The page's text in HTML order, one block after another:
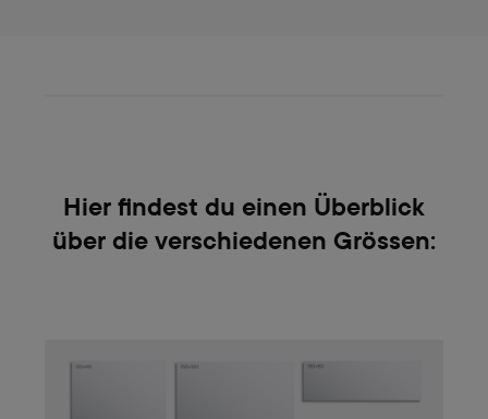
Hier findest du einen Überblick
über die verschiedenen Grössen: